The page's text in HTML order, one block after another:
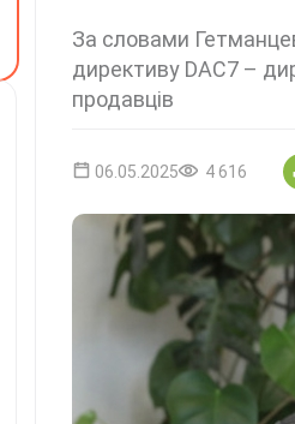
За словами
директиву DAС7 –
продавців
06.05.2025 4 616